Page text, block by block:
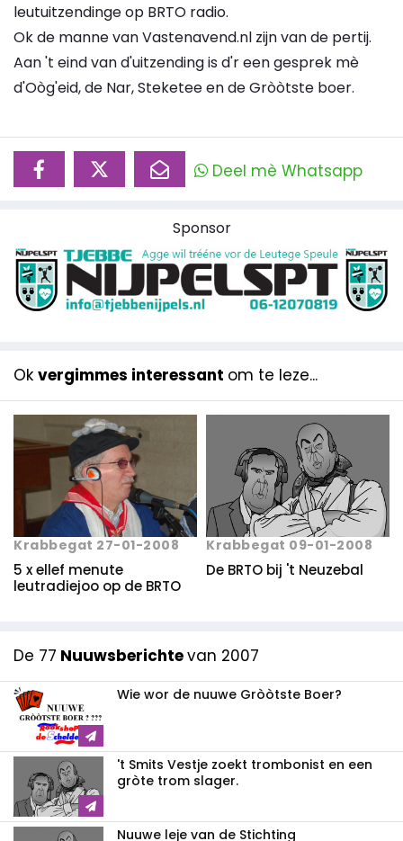
leutuitzendinge op BRTO radio.
Ok de manne van Vastenavend.nl zijn van de pertij.
Aan 't eind van d'uitzending is d'r een gesprek mè
d'Oòg'eid, de Nar, Steketee en de Gròòtste boer.
Deel mè Whatsapp
Sponsor
Ok vergimmes interessant om te leze...
Krabbegat 27-01-2008
5 x ellef menute
leutradiejoo op de BRTO
Krabbegat 09-01-2008
De BRTO bij 't Neuzebal
De 77 Nuuwsberichtevan 2007
Wie wor de nuuwe Gròòtste Boer?
't Smits Vestje zoekt trombonist en een
gròte trom slager.
Nuuwe leje van de Stichting